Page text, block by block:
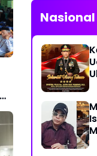
Nasional